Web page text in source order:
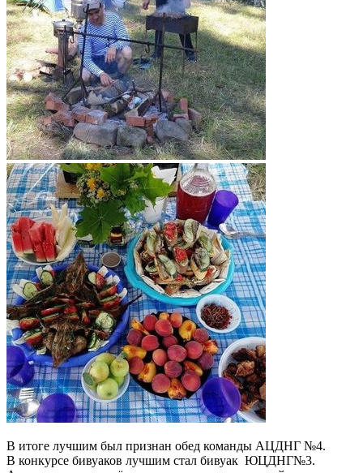
В итоге лучшим был признан обед команды АЦДНГ №4.
В конкурсе бивуаков лучшим стал бивуак ЮЦДНГ№3.